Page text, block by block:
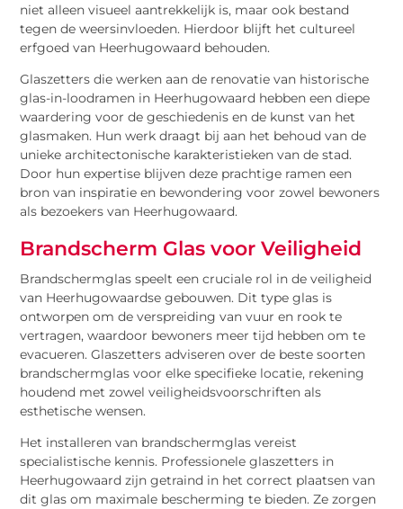
niet alleen visueel aantrekkelijk is, maar ook bestand
tegen de weersinvloeden. Hierdoor blijft het cultureel
erfgoed van Heerhugowaard behouden.
Glaszetters die werken aan de renovatie van historische
glas-in-loodramen in Heerhugowaard hebben een diepe
waardering voor de geschiedenis en de kunst van het
glasmaken. Hun werk draagt bij aan het behoud van de
unieke architectonische karakteristieken van de stad.
Door hun expertise blijven deze prachtige ramen een
bron van inspiratie en bewondering voor zowel bewoners
als bezoekers van Heerhugowaard.
Brandscherm Glas voor Veiligheid
Brandschermglas speelt een cruciale rol in de veiligheid
van Heerhugowaardse gebouwen. Dit type glas is
ontworpen om de verspreiding van vuur en rook te
vertragen, waardoor bewoners meer tijd hebben om te
evacueren. Glaszetters adviseren over de beste soorten
brandschermglas voor elke specifieke locatie, rekening
houdend met zowel veiligheidsvoorschriften als
esthetische wensen.
Het installeren van brandschermglas vereist
specialistische kennis. Professionele glaszetters in
Heerhugowaard zijn getraind in het correct plaatsen van
dit glas om maximale bescherming te bieden. Ze zorgen